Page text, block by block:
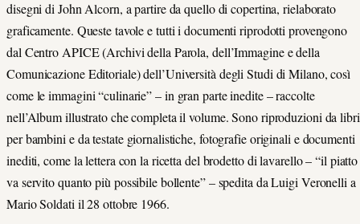
disegni di John Alcorn, a partire da quello di copertina, rielaborato
graficamente. Queste tavole e tutti i documenti riprodotti provengono
dal Centro APICE (Archivi della Parola, dell’Immagine e della
Comunicazione Editoriale) dell’Università degli Studi di Milano, così
come le immagini “culinarie” – in gran parte inedite – raccolte
nell’Album illustrato che completa il volume. Sono riproduzioni da libri
per bambini e da testate giornalistiche, fotografie originali e documenti
inediti, come la lettera con la ricetta del brodetto di lavarello – “il piatto
va servito quanto più possibile bollente” – spedita da Luigi Veronelli a
Mario Soldati il 28 ottobre 1966.